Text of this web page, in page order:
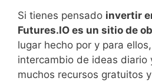
Si tienes pensado invertir
Futures.IO es un sitio de
lugar hecho por y para
intercambio de ideas diario
muchos recursos gratuitos